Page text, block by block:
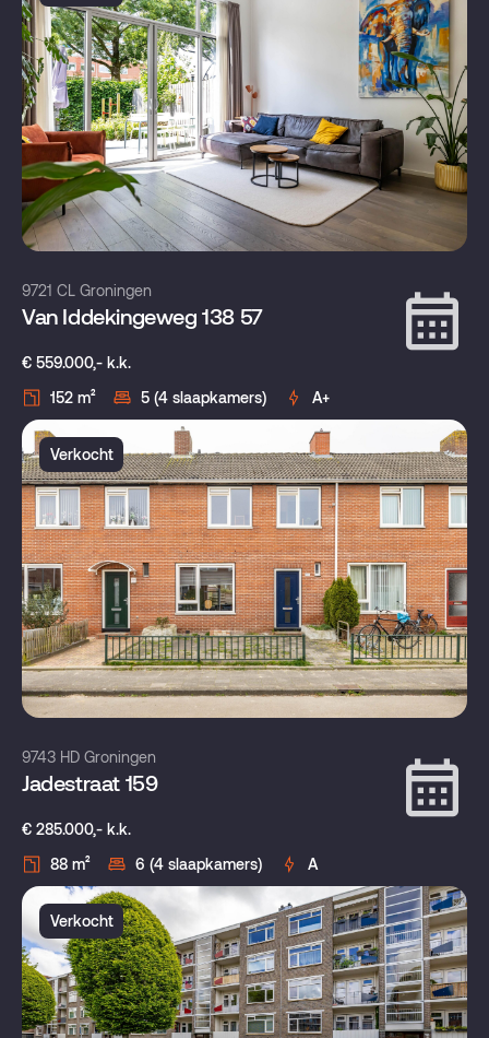
9721 CL Groningen
Van Iddekingeweg 138 57
€ 559.000,- k.k.
152 m²
5 (4 slaapkamers) A+
Verkocht
9743 HD Groningen
Jadestraat 159
€ 285.000,- k.k.
88 m²
6 (4 slaapkamers) A
Verkocht